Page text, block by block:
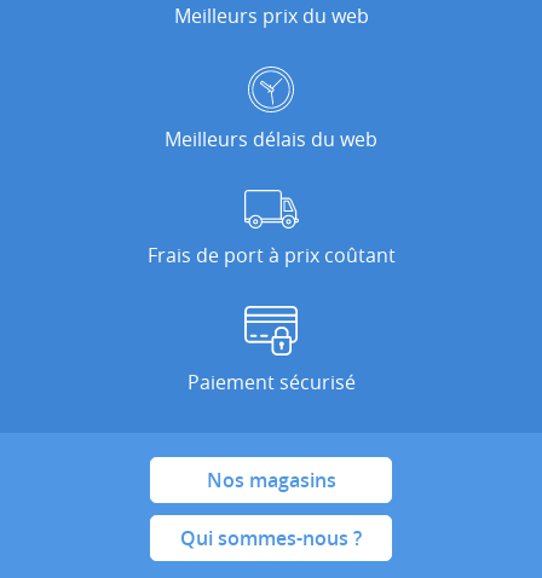
Meilleurs prix du web
Meilleurs délais du web
Frais de port à prix coûtant
Paiement sécurisé
Nos magasins
Qui sommes-nous ?